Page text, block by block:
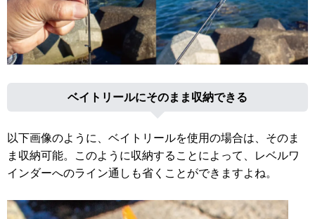
ベイトリールにそのまま収納できる
以下画像のように、ベイトリールを使用の場合は、そのま
ま収納可能。このように収納することによって、レベルワ
インダーへのライン通しも省くことができますよね。